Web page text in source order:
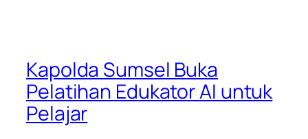
Kapolda Sumsel Buka
Pelatihan Edukator AI untuk
Pelajar